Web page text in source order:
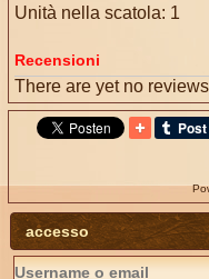
Unità nella scatola: 1
Recensioni
There are yet no
accesso